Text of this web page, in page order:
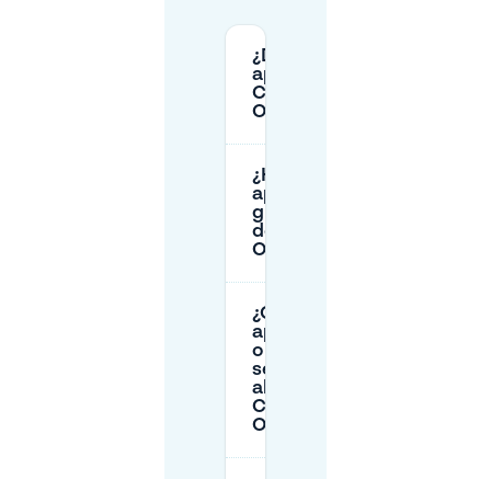
¿Dónde puedo
aparcar en
Camera
Obscurastraat?
¿Hay
aparcamiento
gratuito cerca
de Camera
Obscurastraat?
¿Qué zonas de
aparcamiento
o restricciones
se aplican
alrededor de
Camera
Obscurastraat?